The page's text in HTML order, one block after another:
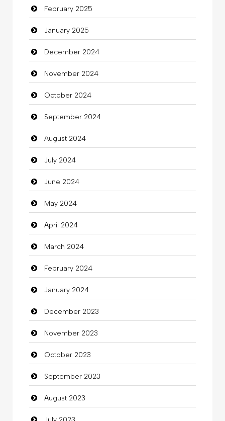
Catering
charity
Child Care Agency
Children's Amusement Center
Chimney Services
Chiropractor
Christian Church
Cleaning
Closet Services
Clothes
Clothing
clothing store
Cocktail
Coffee Shop
Commercial Grease
Communication and Technology
Community
Community Health
Computer
February 2025
January 2025
December 2024
November 2024
October 2024
September 2024
August 2024
July 2024
June 2024
May 2024
April 2024
March 2024
February 2024
January 2024
December 2023
November 2023
October 2023
September 2023
August 2023